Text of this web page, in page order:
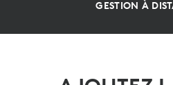
GESTION À